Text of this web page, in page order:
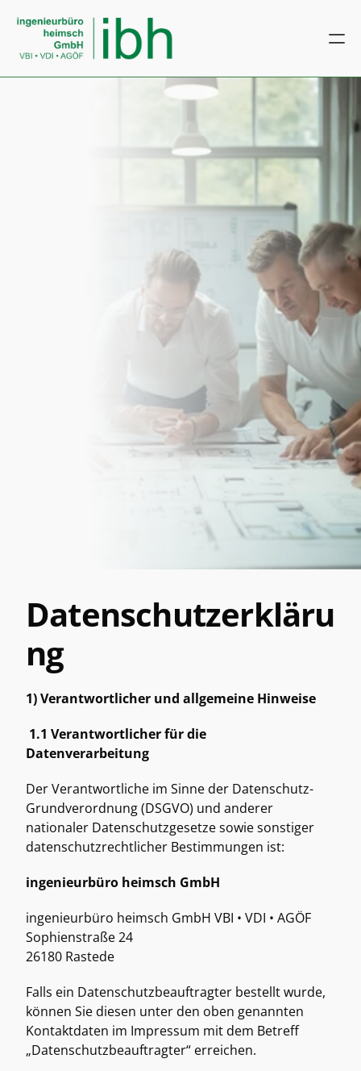
Datenschutzerkläru
ng
1) Verantwortlicher und allgemeine Hinweise
1.1 Verantwortlicher für die
Datenverarbeitung
Der Verantwortliche im Sinne der Datenschutz-
Grundverordnung (DSGVO) und anderer
nationaler Datenschutzgesetze sowie sonstiger
datenschutzrechtlicher Bestimmungen ist:
ingenieurbüro heimsch GmbH
ingenieurbüro heimsch GmbH VBI • VDI • AGÖF
Sophienstraße 24
26180 Rastede
Falls ein Datenschutzbeauftragter bestellt wurde,
können Sie diesen unter den oben genannten
Kontaktdaten im Impressum mit dem Betreff
„Datenschutzbeauftragter“ erreichen.